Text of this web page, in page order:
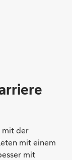
mit der
mit einem
mit